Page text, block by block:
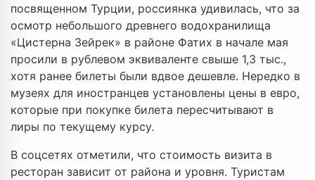
посвященном Турции, россиянка удивилась, что за
осмотр небольшого древнего водохранилища
«Цистерна Зейрек» в районе Фатих в начале мая
просили в рублевом эквиваленте свыше 1,3 тыс.,
хотя ранее билеты были вдвое дешевле. Нередко в
музеях для иностранцев установлены цены в евро,
которые при покупке билета пересчитывают в
лиры по текущему курсу.
В соцсетях отметили, что стоимость визита в
ресторан зависит от района и уровня. Туристам